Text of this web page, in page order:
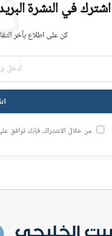
اشترك في النشرة
كن على اطلاع بآخر
من خلال الاشتراك، فإنك توافق